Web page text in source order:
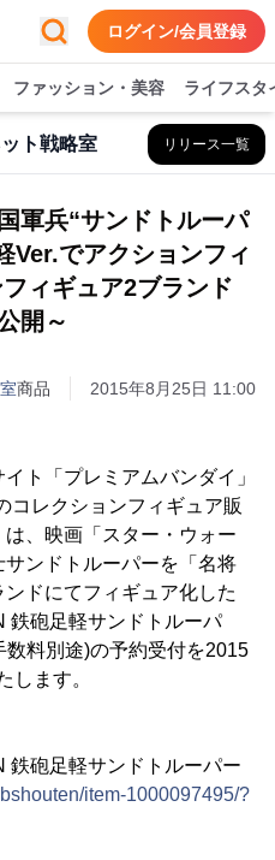
ログイン/会員登録
ファッション・美容 ライフスタ
ト戦略室 リリース一覧
軍兵“サンドトルーパ
Ver.でアクションフィ
ィギュア2ブランド
開～
商品 2015年8月25日 11:00
ト「プレミアムバンダイ」
コレクションフィギュア販
、映画「スター・ウォー
ンドトルーパーを「名将
ドにてフィギュア化した
鉄砲足軽サンドトルーパ
料別途)の予約受付を2015
します。
鉄砲足軽サンドトルーパー
item-1000097495/?